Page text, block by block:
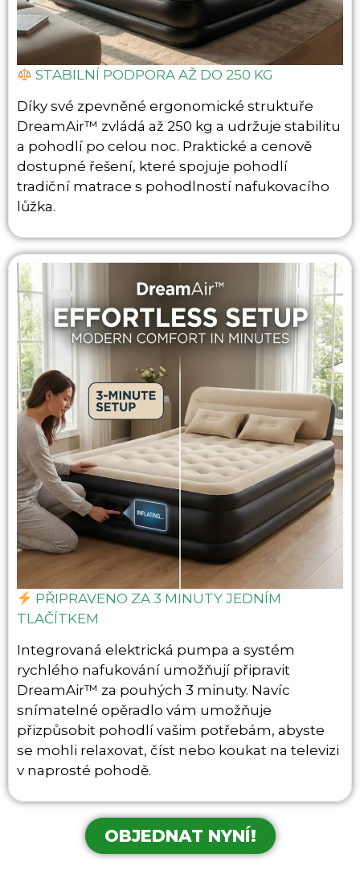
STABILNÍ PODPORA AŽ DO 250 KG
Díky své zpevněné ergonomické struktuře
DreamAir™ zvládá až 250 kg a udržuje stabilitu
a pohodlí po celou noc. Praktické a cenově
dostupné řešení, které spojuje pohodlí
tradiční matrace s pohodlností nafukovacího
lůžka.
PŘIPRAVENO ZA 3 MINUTY JEDNÍM
TLAČÍTKEM
Integrovaná elektrická pumpa a systém
rychlého nafukování umožňují připravit
DreamAir™ za pouhých 3 minuty. Navíc
snímatelné opěradlo vám umožňuje
přizpůsobit pohodlí vašim potřebám, abyste
se mohli relaxovat, číst nebo koukat na televizi
v naprosté pohodě.
OBJEDNAT NYNÍ!